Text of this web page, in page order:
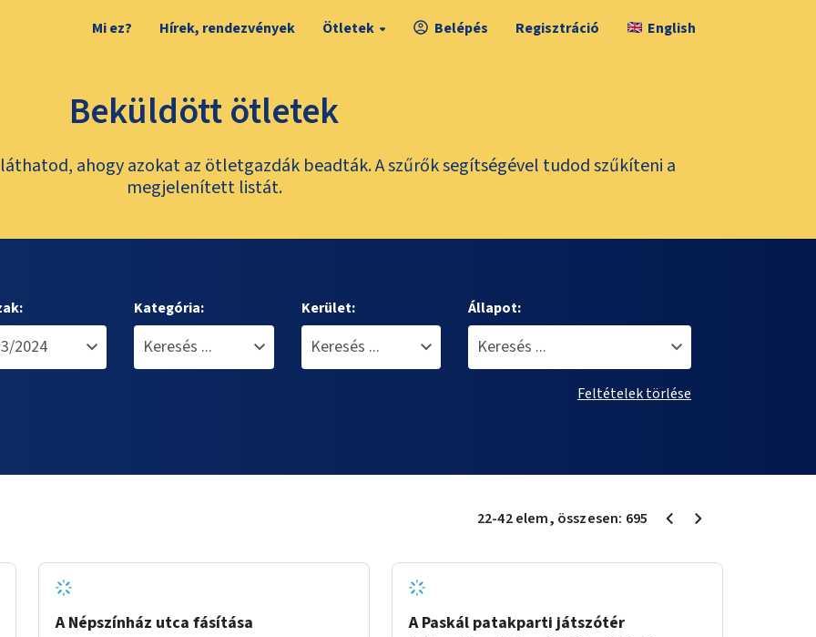
Mi ez? Hírek, rendezvények Ötletek Belépés Regisztráció English
Beküldött ötletek
ahogy azokat az ötletgazdák beadták. A szűrők segítségével tudod szűkíteni a
megjelenített listát.
Kategória: Kerület: Állapot:
Feltételek törlése
22-42elem, összesen: 695
A Népszínház utca fásítása
A Paskál patakparti játszótér